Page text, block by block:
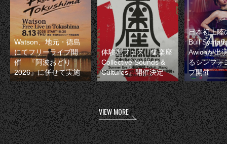
Watson、地元・徳島
にてフリーライブ開
催 『阿波おどり
2026』に併せて実施
体験型フェス『集楽座
Collective Sounds &
Cultures』開催決定
日本初上陸
Bull
Awichが出
るシンフォ
ブ開催
VIEW MORE